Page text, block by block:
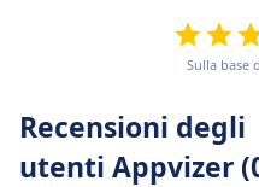
Sulla base
Recensioni degli
utenti Appvizer